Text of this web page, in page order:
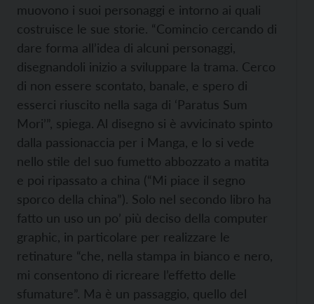
muovono i suoi personaggi e intorno ai quali
costruisce le sue storie. “Comincio cercando di
dare forma all’idea di alcuni personaggi,
disegnandoli inizio a sviluppare la trama. Cerco
di non essere scontato, banale, e spero di
esserci riuscito nella saga di ‘Paratus Sum
Mori’”, spiega. Al disegno si è avvicinato spinto
dalla passionaccia per i Manga, e lo si vede
nello stile del suo fumetto abbozzato a matita
e poi ripassato a china (“Mi piace il segno
sporco della china”). Solo nel secondo libro ha
fatto un uso un po’ più deciso della computer
graphic, in particolare per realizzare le
retinature “che, nella stampa in bianco e nero,
mi consentono di ricreare l’effetto delle
sfumature”. Ma è un passaggio, quello del